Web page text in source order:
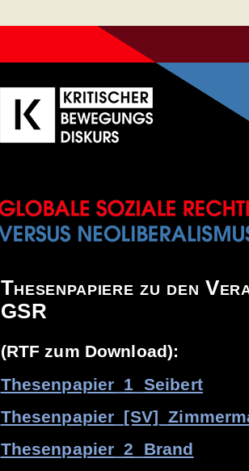
Thesenpapiere zu den
GSR
(RTF zum Download):
Thesenpapier_1_Seibert
Thesenpapier_2_Brand